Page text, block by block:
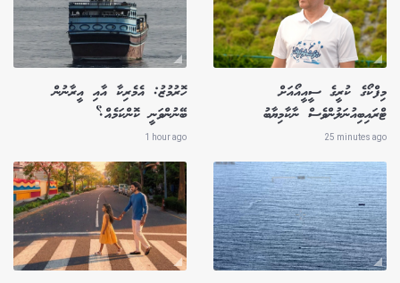
މިފްކޯގެ ކުރީގެ ސީއީއޯއަށް
ޓްރައިބިއުނަލުންވެސް ނާކާމިޔާބު
25 minutes ago
ހޮރުމުޒު: އެމެރިކާ އާއި އީރާނުން
ބޭނުންވަނީ ކޮންކަމެއް؟
1 hour ago